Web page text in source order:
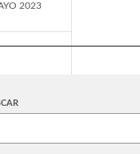
2023